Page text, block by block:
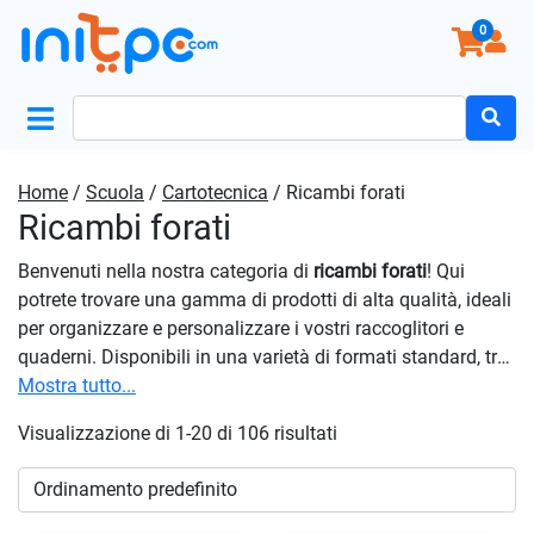
0
Home / Scuola / Cartotecnica / Ricambi forati
Ricambi forati
Benvenuti nella nostra categoria di ricambi forati! Qui
potrete trovare una gamma di prodotti di alta qualità, ideali
per organizzare e personalizzare i vostri raccoglitori e
quaderni. Disponibili in una varietà di formati standard, tra
cui A4 e A5, e con diverse opzioni di perforazione, potrete
organizzare al meglio i vostri documenti e appunti. Inoltre,
molti dei nostri prodotti sono realizzati con carta di alta
qualità, resistente e anti-sfregamento, per assicurare una
Mostra tutto...
Visualizzazione di 1-20 di 106 risultati